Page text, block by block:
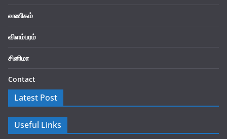
வணிகம்
விளம்பரம்
சினிமா
Contact
Latest Post
Useful Links